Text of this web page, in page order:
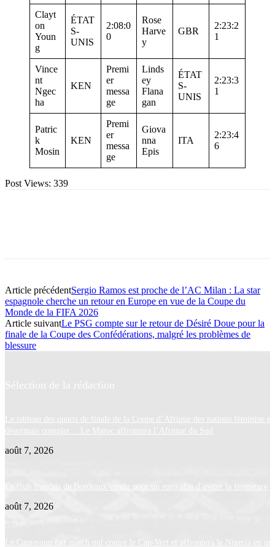
Clayt
on
Youn
g
ÉTAT
S-
UNIS
2:08:0
0
Rose
Harve
y
GBR
2:23:2
1
Vince
nt
Ngec
ha
KEN
Premi
er
messa
ge
Linds
ey
Flana
gan
ÉTAT
S-
UNIS
2:23:3
1
Patric
k
Mosin
KEN
Premi
er
messa
ge
Giova
nna
Epis
ITA
2:23:4
6
Post Views: 339
Article précédentSergio Ramos est proche de l’AC Milan : La star
espagnole cherche un retour en Europe en vue de la Coupe du
Monde de la FIFA 2026
Article suivantLe PSG compte sur le retour de Désiré Doue pour la
finale de la Coupe des Confédérations, malgré les problèmes de
blessure
Sélection de la rédaction
Le tableau des quarts de finale de la Coupe d’Afrique des nations féminine
désormais complet… Le Maroc affrontera l’Afrique du Sud
août 7, 2026
Le club français de Bordeaux vendu pour un euro afin d’éviter la fermeture
août 7, 2026
Le Cameroun fait match nul contre le Cap-Vert et affrontera le Nigeria en